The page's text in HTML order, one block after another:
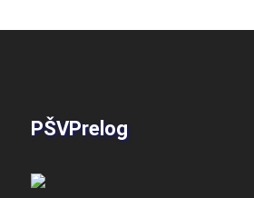
PŠVPrelog